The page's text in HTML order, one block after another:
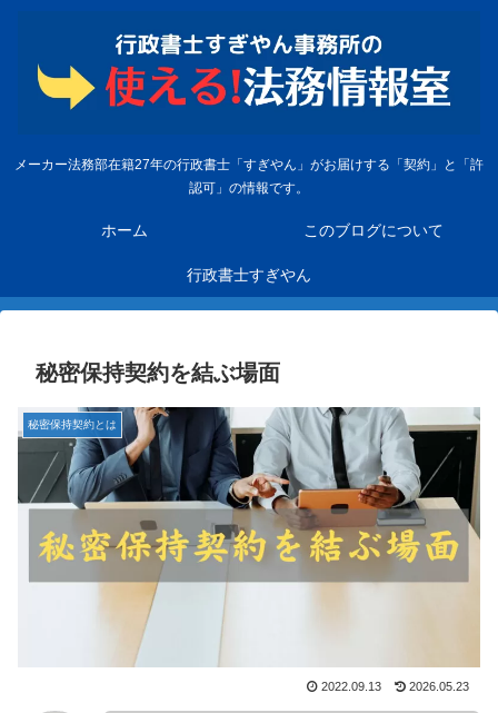
メーカー法務部在籍27年の行政書士「すぎやん」がお届けする「契約」と「許
認可」の情報です。
ホーム このブログについて
行政書士すぎやん
秘密保持契約を結ぶ場面
秘密保持契約とは
2022.09.13 2026.05.23